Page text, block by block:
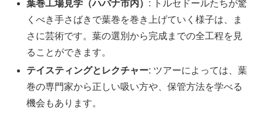
葉巻工場見学（ハバナ市内） : トルセドールたちが驚
くべき手さばきで葉巻を巻き上げていく様子は、ま
さに芸術です。葉の選別から完成までの全工程を見
ることができます。
テイスティングとレクチャー: ツアーによっては、葉
巻の専門家から正しい吸い方や、保管方法を学べる
機会もあります。